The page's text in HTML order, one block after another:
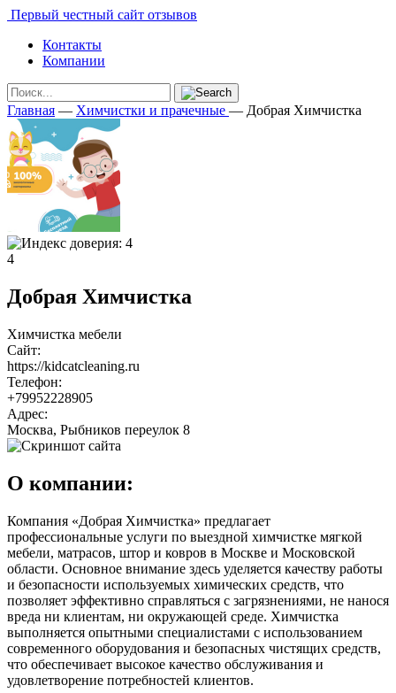
Первый честный сайт отзывов
Контакты
Компании
Главная — Химчистки и прачечные — Добрая Химчистка
4
Добрая Химчистка
Химчистка мебели
Сайт:
https://kidcatcleaning.ru
Телефон:
+79952228905
Адрес:
Москва, Рыбников переулок 8
О компании:
Компания «Добрая Химчистка» предлагает
профессиональные услуги по выездной химчистке мягкой
мебели, матрасов, штор и ковров в Москве и Московской
области. Основное внимание здесь уделяется качеству работы
и безопасности используемых химических средств, что
позволяет эффективно справляться с загрязнениями, не нанося
вреда ни клиентам, ни окружающей среде. Химчистка
выполняется опытными специалистами с использованием
современного оборудования и безопасных чистящих средств,
что обеспечивает высокое качество обслуживания и
удовлетворение потребностей клиентов.